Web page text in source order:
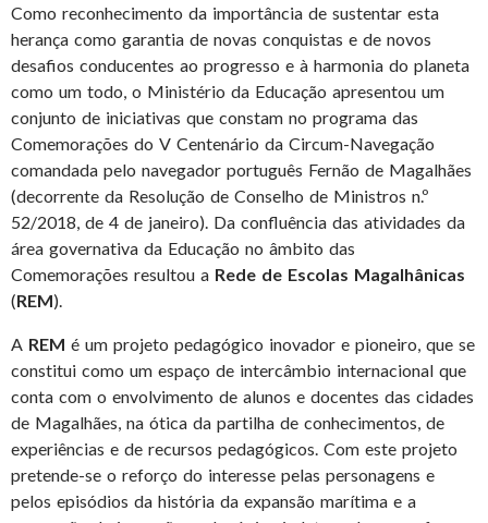
Como reconhecimento da importância de sustentar esta
herança como garantia de novas conquistas e de novos
desafios conducentes ao progresso e à harmonia do planeta
como um todo, o Ministério da Educação apresentou um
conjunto de iniciativas que constam no programa das
Comemorações do V Centenário da Circum-Navegação
comandada pelo navegador português Fernão de Magalhães
(decorrente da Resolução de Conselho de Ministros n.º
52/2018, de 4 de janeiro). Da confluência das atividades da
área governativa da Educação no âmbito das
Comemorações resultou a Rede de Escolas Magalhânicas
(REM).
A REM é um projeto pedagógico inovador e pioneiro, que se
constitui como um espaço de intercâmbio internacional que
conta com o envolvimento de alunos e docentes das cidades
de Magalhães, na ótica da partilha de conhecimentos, de
experiências e de recursos pedagógicos. Com este projeto
pretende-se o reforço do interesse pelas personagens e
pelos episódios da história da expansão marítima e a